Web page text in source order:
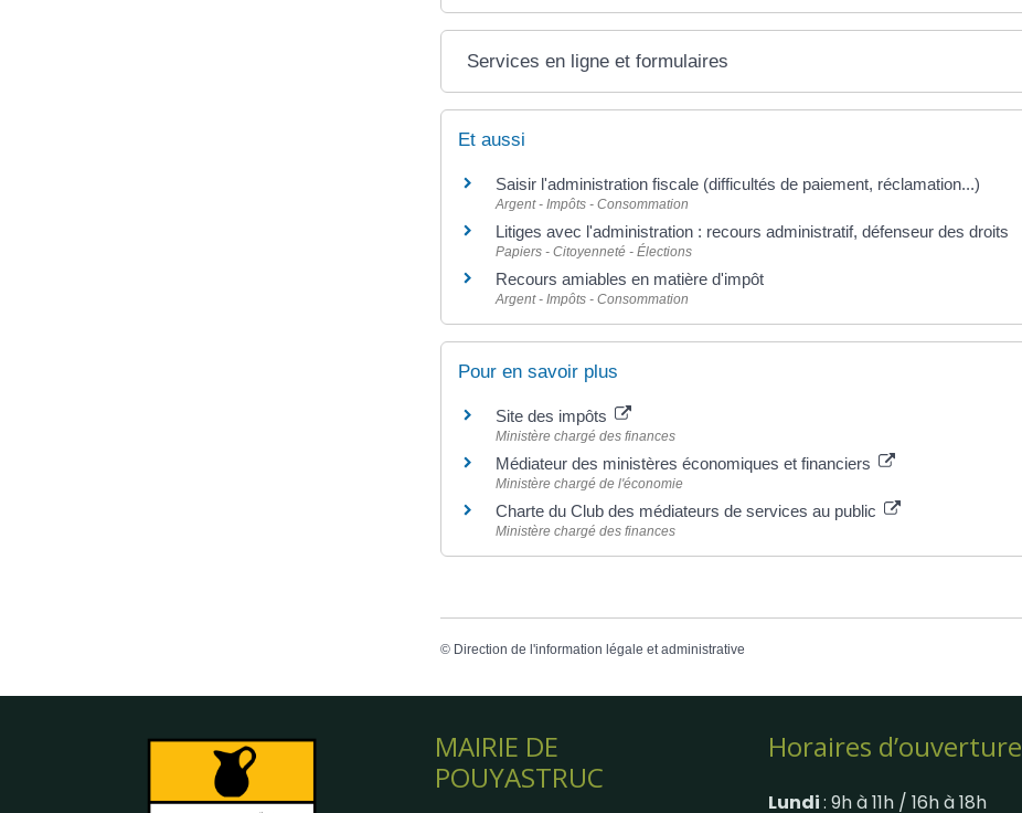
Services en ligne et formulaires
Et aussi
Saisir l'administration fiscale (difficultés de paiement, réclamation...)
Argent - Impôts - Consommation
Litiges avec l'administration : recours administratif, défenseur des droits
Papiers - Citoyenneté - Élections
Recours amiables en matière d'impôt
Argent - Impôts - Consommation
Pour en savoir plus
Site des impôts
Ministère chargé des finances
Médiateur des ministères économiques et financiers
Ministère chargé de l'économie
Charte du Club des médiateurs de services au public
Ministère chargé des finances
© Direction de l'information légale et administrative
MAIRIE DE
POUYASTRUC
Horaires d’ouverture
Lundi: 9h à 11h / 16h à 18h